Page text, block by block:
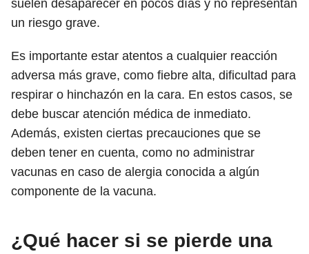
suelen desaparecer en pocos días y no representan
un riesgo grave.
Es importante estar atentos a cualquier reacción
adversa más grave, como fiebre alta, dificultad para
respirar o hinchazón en la cara. En estos casos, se
debe buscar atención médica de inmediato.
Además, existen ciertas precauciones que se
deben tener en cuenta, como no administrar
vacunas en caso de alergia conocida a algún
componente de la vacuna.
¿Qué hacer si se pierde una